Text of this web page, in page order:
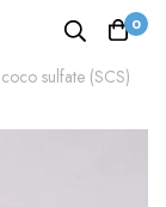
0
sulfate (SCS)